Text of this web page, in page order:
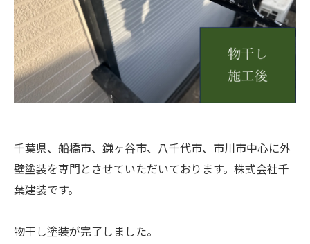
千葉県、船橋市、鎌ヶ谷市、八千代市、市川市中心に外
壁塗装を専門とさせていただいております。株式会社千
葉建装です。
物干し塗装が完了しました。